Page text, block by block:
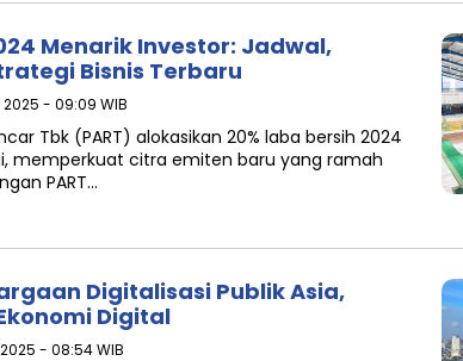
Menarik Investor: Jadwal,
Bisnis Terbaru
- 09:09 WIB
Tbk (PART) alokasikan 20% laba bersih 2024
memperkuat citra emiten baru yang ramah
PART…
Digitalisasi Publik Asia,
Digital
- 08:54 WIB